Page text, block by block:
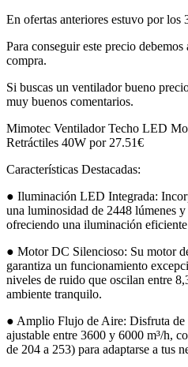
En ofertas anteriores estuvo por los
Para conseguir este precio
compra.
Si buscas un ventilador bueno
muy buenos comentarios.
Mimotec Ventilador Techo LED
Retráctiles 40W por 27.51€
Características Destacadas:
● Iluminación LED Integrada:
una luminosidad de 2448 lúmenes
ofreciendo una iluminación
● Motor DC Silencioso: Su motor
garantiza un funcionamiento
niveles de ruido que oscilan entre
ambiente tranquilo.
● Amplio Flujo de Aire: Disfruta de
ajustable entre 3600 y 6000 m³/h,
de 204 a 253) para adaptarse a tus